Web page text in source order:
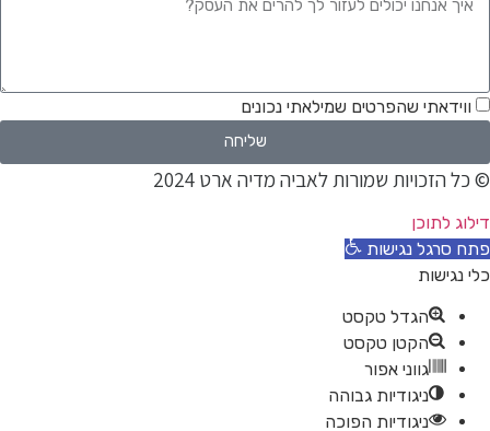
ווידאתי שהפרטים שמילאתי נכונים
שליחה
כל הזכויות שמורות לאביה מדיה ארט 2024
לתוכן
סרגל נגישות
נגישות
הגדל טקסט
הקטן טקסט
גווני אפור
ניגודיות גבוהה
ניגודיות הפוכה